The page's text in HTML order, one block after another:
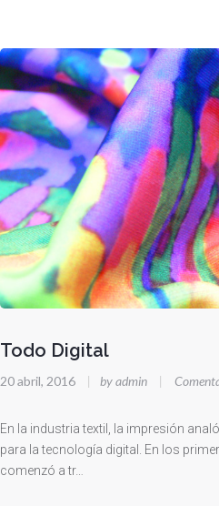
Todo Digital
20 abril, 2016 | by admin |
En la industria textil, la impresión
para la tecnología digital. En los
comenzó a tr…